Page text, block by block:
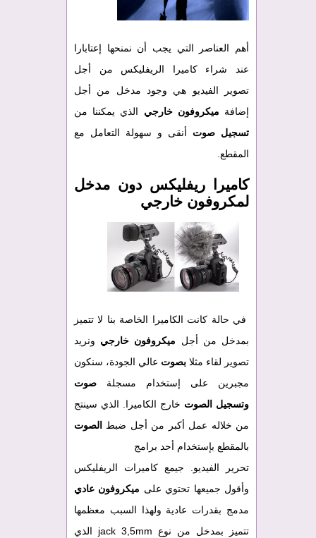
أهم العناصر التي يجب أن نمنحها إعتابارا
عند شراء كاميرا الريفليكس من أجل
تصوير الفيديو هي وجود مدخل من أجل
إضافة ميكروفون خارجي الذي يمكننا من
تسجيل صوت أنقى و سهولة التعامل مع
المقطع.
كاميرا ريفليكس دون مدخل
لمكروفون خارجي
في حالة كانت الكاميرا الخاصة بنا لا تتميز
بمدخل من أجل ميكروفون خارجي ونريد
تصوير لقاء مثلا بصوت عالي الجودة، سنكون
مجبرين على إستخدام مسجلة صوت
وتسجيل الصوت خارج الكاميرا. الذي سينتج
من خلاله عمل أكبر من أجل ضبط
الصوت
بالمقطع بإستخدام أحد برامج
تحرير الفيديو. جيمع كاميرات الريفليكس
وأقول جميعها تحتوي على ميكروفون عادي
مدمج بقدرات عادية ولهذا السبب معظمها
تتميز بمدخل من نوع jack 3,5mm الذي